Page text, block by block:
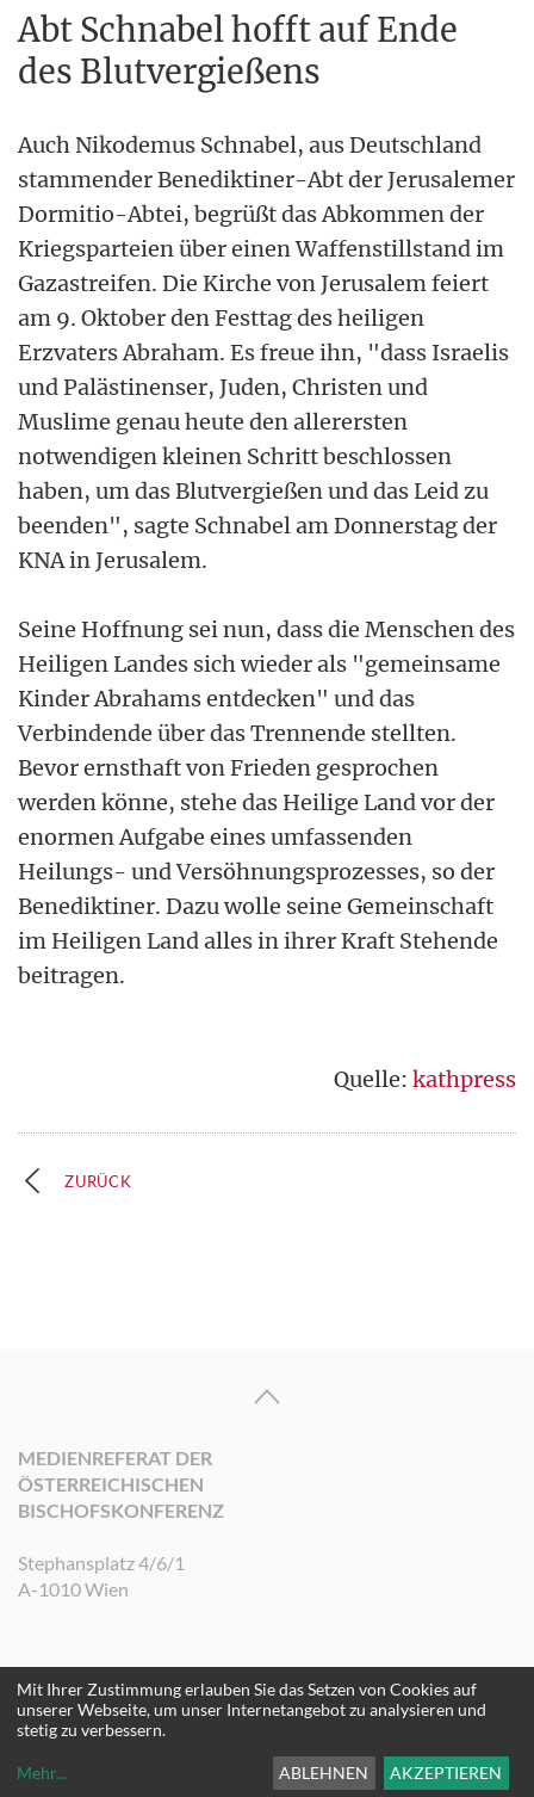
Abt Schnabel hofft auf Ende
des Blutvergießens
Auch Nikodemus Schnabel, aus Deutschland
stammender Benediktiner-Abt der Jerusalemer
Dormitio-Abtei, begrüßt das Abkommen der
Kriegsparteien über einen Waffenstillstand im
Gazastreifen. Die Kirche von Jerusalem feiert
am 9. Oktober den Festtag des heiligen
Erzvaters Abraham. Es freue ihn, "dass Israelis
und Palästinenser, Juden, Christen und
Muslime genau heute den allerersten
notwendigen kleinen Schritt beschlossen
haben, um das Blutvergießen und das Leid zu
beenden", sagte Schnabel am Donnerstag der
KNA in Jerusalem.
Seine Hoffnung sei nun, dass die Menschen des
Heiligen Landes sich wieder als "gemeinsame
Kinder Abrahams entdecken" und das
Verbindende über das Trennende stellten.
Bevor ernsthaft von Frieden gesprochen
werden könne, stehe das Heilige Land vor der
enormen Aufgabe eines umfassenden
Heilungs- und Versöhnungsprozesses, so der
Benediktiner. Dazu wolle seine Gemeinschaft
im Heiligen Land alles in ihrer Kraft Stehende
beitragen.
Quelle: kathpress
ZURÜCK
MEDIENREFERAT DER
ÖSTERREICHISCHEN
BISCHOFSKONFERENZ
Stephansplatz 4/6/1
A-1010 Wien
©2026 Medienreferat der Österreichischen Bischofskonferenz. Alle Rechte
vorbehalten.
Mit Ihrer Zustimmung erlauben Sie das Setzen von Cookies auf
unserer Webseite, um unser Internetangebot zu analysieren und
stetig zu verbessern.
Mehr... ABLEHNEN AKZEPTIEREN